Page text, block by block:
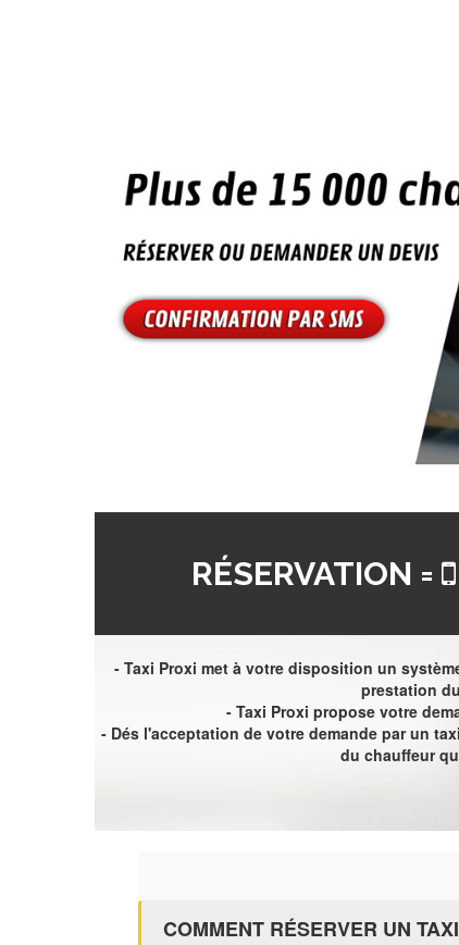
RÉSERVATION =
- Taxi Proxi met à votre disposition un
prestation
- Taxi Proxi propose votre
- Dés l'acceptation de votre demande par un
du chauffeur
COMMENT RÉSERVER UN